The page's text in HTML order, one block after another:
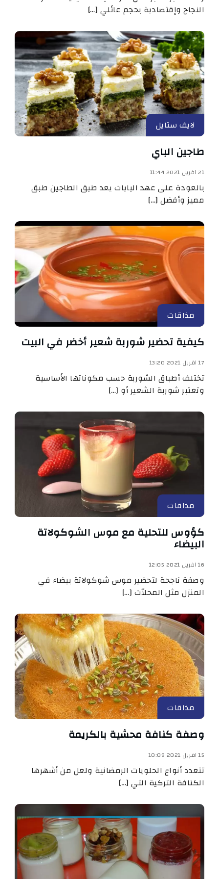
النجاح وإقتصادية بحجم عائلي […]
لايف ستايل
طاجين الباي
21 افريل 2021 11:44
بالعودة على عهد البايات يعد طبق الطاجين طبق
مميز وأفضل […]
مذاقات
كيفية تحضير شوربة شعير أخضر في البيت
17 افريل 2021 13:20
تختلف أطباق الشوربة حسب مكوناتها الأساسية
وتعتبر شوربة الشعير أو […]
مذاقات
كؤوس للتحلية مع موس الشوكولاتة
البيضاء
16 افريل 2021 12:05
وصفة ناجحة لتحضير موس شوكولاتة بيضاء في
المنزل مثل المحلاّت […]
مذاقات
وصفة كنافة محشية بالكريمة
15 افريل 2021 10:09
تتعدد أنواع الحلويات الرمضانية ولعل من أشهرها
الكنافة التركية التي […]